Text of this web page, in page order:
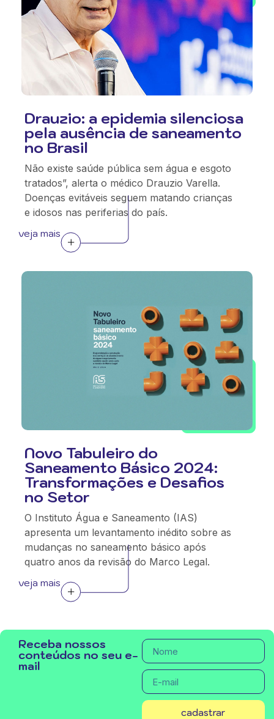
Drauzio: a epidemia silenciosa
pela ausência de saneamento
no Brasil
Não existe saúde pública sem água e esgoto
tratados”, alerta o médico Drauzio Varella.
Doenças evitáveis seguem matando crianças
e idosos nas periferias do país.
veja mais
Novo Tabuleiro do
Saneamento Básico 2024:
Transformações e Desafios
no Setor
O Instituto Água e Saneamento (IAS)
apresenta um levantamento inédito sobre as
mudanças no saneamento básico após
quatro anos da revisão do Marco Legal.
veja mais
Receba nossos
conteúdos no seu e-
mail
cadastrar